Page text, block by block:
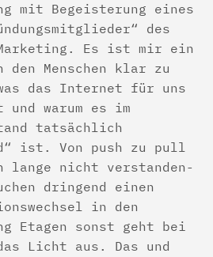
mit Begeisterung eines
des
Es ist mir ein
den Menschen klar zu
was das Internet für uns
und warum es im
tatsächlich
ist. Von push zu pull
lange nicht verstanden-
dringend einen
in den
Etagen sonst geht bei
Licht aus. Das und